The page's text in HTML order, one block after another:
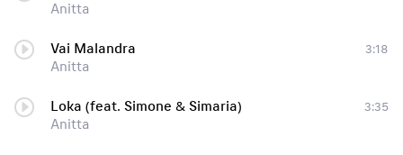
Anitta
Vai Malandra
Anitta
3:18
Loka (feat. Simone & Simaria)
Anitta
3:35